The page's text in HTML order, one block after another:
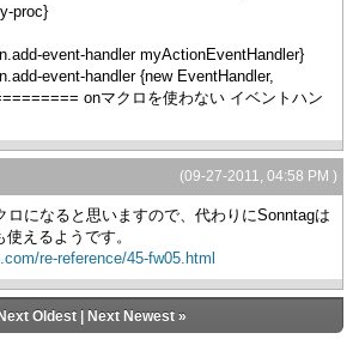
proc}
event-handler myActionEventHandler}
event-handler {new EventHandler,
onマクロを使わない イベントハン
(09-27-2011, 04:58 PM )
ロになると思いますので、代わりにSonntagは
えるようです。
re-reference/45-fw05.html
Next Oldest| Next Newest»